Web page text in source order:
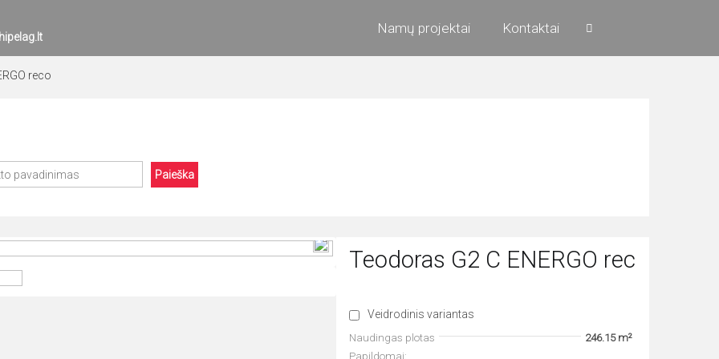
Namų projektai Kontaktai
reco
Paieška
Teodoras G2 C ENERGO reco
Veidrodinis variantas
Naudingas plotas
246.15 m²
Papildomai: